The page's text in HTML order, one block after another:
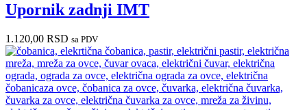
Upornik zadnji IMT
1.120,00 RSD sa PDV